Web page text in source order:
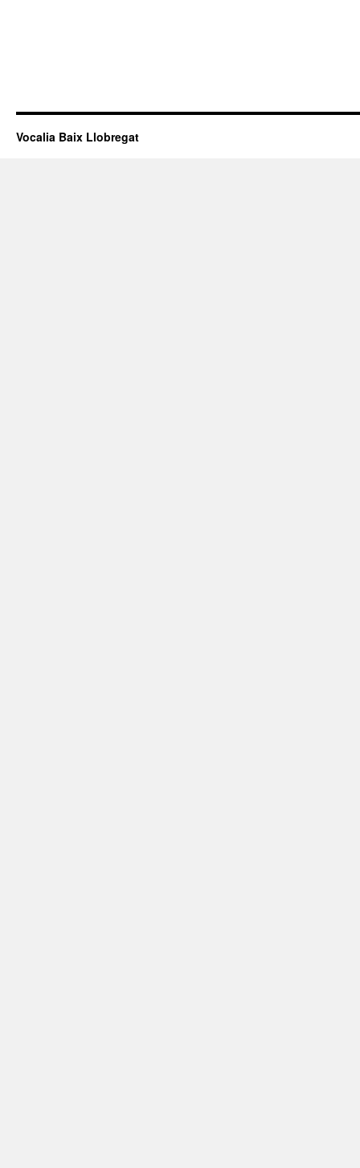
Vocalia Baix Llobregat